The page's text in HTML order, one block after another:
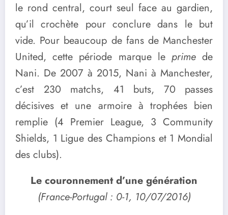
le rond central, court seul face au gardien,
qu’il crochète pour conclure dans le but
vide. Pour beaucoup de fans de Manchester
United, cette période marque le primede
Nani. De 2007 à 2015, Nani à Manchester,
c’est 230 matchs, 41 buts, 70 passes
décisives et une armoire à trophées bien
remplie (4 Premier League, 3 Community
Shields, 1 Ligue des Champions et 1 Mondial
des clubs).
Le couronnement d’une génération
(France-Portugal : 0-1, 10/07/2016)